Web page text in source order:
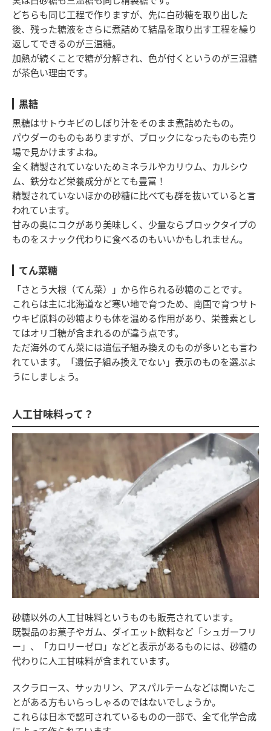
どちらも同じ工程で作りますが、先に白砂糖を取り出した
後、残った糖液をさらに煮詰めて結晶を取り出す工程を繰り
返してできるのが三温糖。
加熱が続くことで糖が分解され、色が付くというのが三温糖
が茶色い理由です。
黒糖
黒糖はサトウキビのしぼり汁をそのまま煮詰めたもの。
パウダーのものもありますが、ブロックになったものも売り
場で見かけますよね。
全く精製されていないためミネラルやカリウム、カルシウ
ム、鉄分など栄養成分がとても豊富！
精製されていないほかの砂糖に比べても群を抜いていると言
われています。
甘みの奥にコクがあり美味しく、少量ならブロックタイプの
ものをスナック代わりに食べるのもいいかもしれません。
てん菜糖
「さとう大根（てん菜）」から作られる砂糖のことです。
これらは主に北海道など寒い地で育つため、南国で育つサト
ウキビ原料の砂糖よりも体を温める作用があり、栄養素とし
てはオリゴ糖が含まれるのが違う点です。
ただ海外のてん菜には遺伝子組み換えのものが多いとも言わ
れています。「遺伝子組み換えでない」表示のものを選ぶよ
うにしましょう。
人工甘味料って？
砂糖以外の人工甘味料というものも販売されています。
既製品のお菓子やガム、ダイエット飲料など「シュガーフリ
ー」、「カロリーゼロ」などと表示があるものには、砂糖の
代わりに人工甘味料が含まれています。
スクラロース、サッカリン、アスパルテームなどは聞いたこ
とがある方もいらっしゃるのではないでしょうか。
これらは日本で認可されているものの一部で、全て化学合成